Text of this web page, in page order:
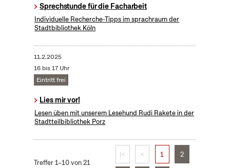
Sprechstunde für die Facharbeit
Individuelle Recherche-Tipps im sprachraum der
Stadtbibliothek Köln
11.2.2025
16 bis 17 Uhr
Eintritt frei
Lies mir vor!
Lesen üben mit unserem Lesehund Rudi Rakete in der
Stadtteilbibliothek Porz
Treffer 1–10 von 21
|< < 1 2